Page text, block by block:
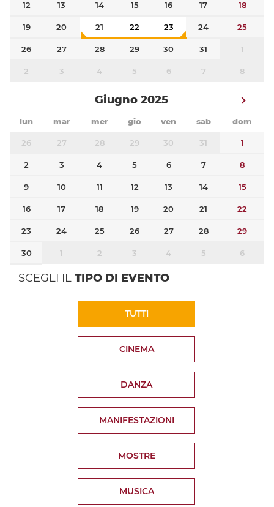
12 13 14 15 16 17 18
19 20 21 22 23 24 25
26 27 28 29 30 31 1
2 3 4 5 6 7 8
Giugno 2025
lun mar mer gio ven sab dom
26 27 28 29 30 31 1
2 3 4 5 6 7 8
9 10 11 12 13 14 15
16 17 18 19 20 21 22
23 24 25 26 27 28 29
30 1 2 3 4 5 6
SCEGLI IL TIPO DI EVENTO
TUTTI
CINEMA
DANZA
MANIFESTAZIONI
MOSTRE
MUSICA